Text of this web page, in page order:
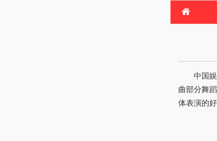
港台
中国娱
曲部分舞
体表演的